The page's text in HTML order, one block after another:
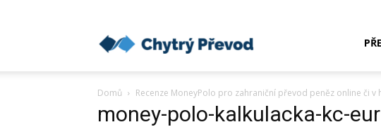
převod
Domů Recenze MoneyPolo pro zahraniční převod peněz online či v
money-polo-kalkulacka-kc-eur